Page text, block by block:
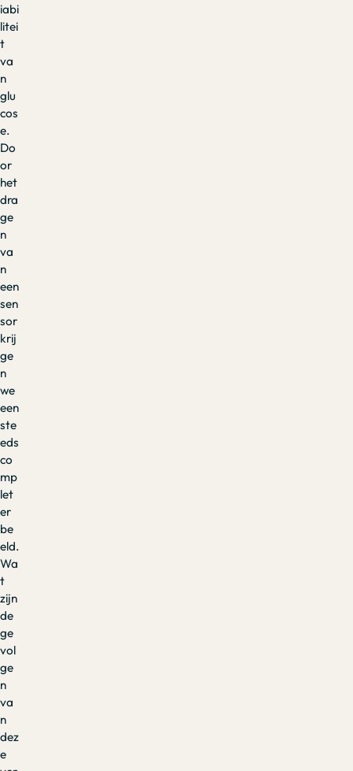
iabi
litei
t
va
n
glu
cos
e.
Do
or
het
dra
ge
n
va
n
een
sen
sor
krij
ge
n
we
een
ste
eds
co
mp
let
er
be
eld.
Wa
t
zijn
de
ge
vol
ge
n
va
n
dez
e